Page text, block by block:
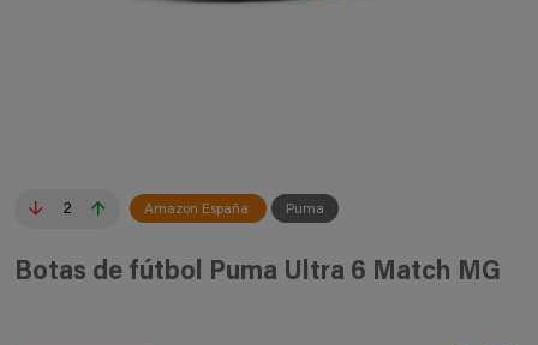
2 Amazon España Puma
Botas de fútbol Puma Ultra 6 Match MG